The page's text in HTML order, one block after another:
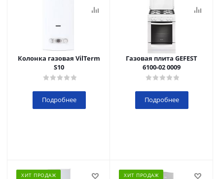
Колонка газовая VilTerm
S10
Подробнее
Газовая плита GEFEST
6100-02 0009
Подробнее
ХИТ ПРОДАЖ ХИТ ПРОДАЖ